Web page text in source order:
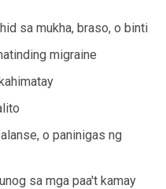
sa mukha, braso, o binti
migraine
o paninigas ng
sa mga paa't kamay